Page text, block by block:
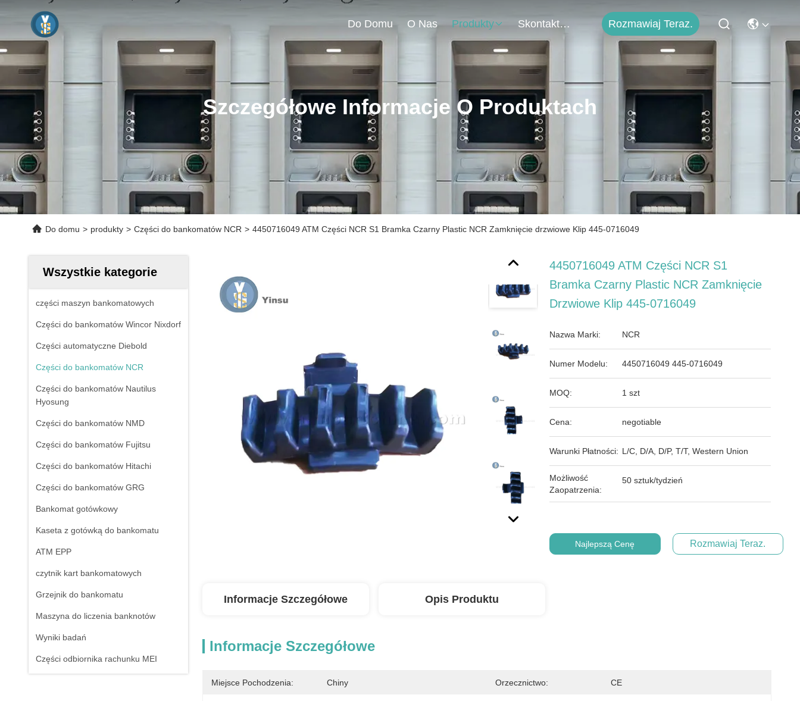
Do Domu O Nas Produkty Skontaktuj Się Z Nami Rozmawiaj Teraz.
Szczegółowe Informacje O Produktach
Do domu > produkty > Części do bankomatów NCR > 4450716049 ATM Części NCR S1 Bramka Czarny Plastic NCR Zamknięcie drzwiowe Klip 445-0716049
Wszystkie kategorie
części maszyn bankomatowych
Części do bankomatów Wincor Nixdorf
Części automatyczne Diebold
Części do bankomatów NCR
Części do bankomatów Nautilus
Hyosung
Części do bankomatów NMD
Części do bankomatów Fujitsu
Części do bankomatów Hitachi
Części do bankomatów GRG
Bankomat gotówkowy
Kaseta z gotówką do bankomatu
ATM EPP
czytnik kart bankomatowych
Grzejnik do bankomatu
Maszyna do liczenia banknotów
Wyniki badań
Części odbiornika rachunku MEI
4450716049 ATM Części NCR S1
Bramka Czarny Plastic NCR Zamknięcie
Drzwiowe Klip 445-0716049
Nazwa Marki: NCR
Numer Modelu: 4450716049 445-0716049
MOQ: 1 szt
Cena: negotiable
Warunki Płatności: L/C, D/A, D/P, T/T, Western Union
Możliwość
Zaopatrzenia:
50 sztuk/tydzień
Najlepszą Cenę Rozmawiaj Teraz.
Informacje Szczegółowe Opis Produktu
Informacje Szczegółowe
Miejsce Pochodzenia: Chiny Orzecznictwo: CE